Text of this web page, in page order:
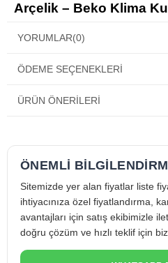
Arçelik – Beko Klima
✔️ Sıcaklık ayarı yapılmasını
✔️ Fan hızını ayarlar
✔️ Zamanlayıcı
Teknik Özellikler
Ürün Tipi:Klima kumandası
Parça Kodları:
5400185204
YORUMLAR(0)
ÖDEME SEÇENEKLERI
ÜRÜN ÖNERILERI
ÖNEMLİ
Sitemizde yer alan fiyatlar liste
ihtiyacınıza özel fiyatlandırma,
avantajları için satış ekibimizle
doğru çözüm ve hızlı teklif için